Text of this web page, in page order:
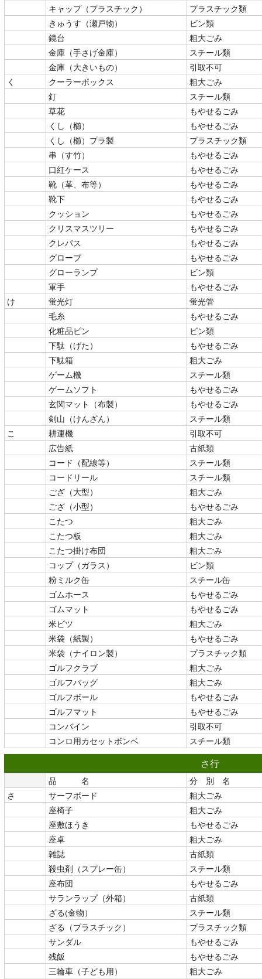
キャップ（プラスチック）
プラスチック類
きゅうす（瀬戸物）
ビン類
鏡台
粗大ごみ
金庫（手さげ金庫）
スチール類
金庫（大きいもの）
引取不可
く
クーラーボックス
粗大ごみ
釘
スチール類
草花
もやせるごみ
くし（櫛）
もやせるごみ
くし（櫛）プラ製
プラスチック類
串（す竹）
もやせるごみ
口紅ケース
もやせるごみ
靴（革、布等）
もやせるごみ
靴下
もやせるごみ
クッション
もやせるごみ
クリスマスツリー
もやせるごみ
クレパス
もやせるごみ
グローブ
もやせるごみ
グローランプ
ビン類
軍手
もやせるごみ
け
蛍光灯
蛍光管
毛糸
もやせるごみ
化粧品ビン
ビン類
下駄（げた）
もやせるごみ
下駄箱
粗大ごみ
ゲーム機
スチール類
ゲームソフト
もやせるごみ
玄関マット（布製）
もやせるごみ
剣山（けんざん）
スチール類
こ
耕運機
引取不可
広告紙
古紙類
コード（配線等）
スチール類
コードリール
スチール類
ござ（大型）
粗大ごみ
ござ（小型）
もやせるごみ
こたつ
粗大ごみ
こたつ板
粗大ごみ
こたつ掛け布団
粗大ごみ
コップ（ガラス）
ビン類
粉ミルク缶
スチール缶
ゴムホース
もやせるごみ
ゴムマット
もやせるごみ
米ビツ
粗大ごみ
米袋（紙製）
もやせるごみ
米袋（ナイロン製）
プラスチック類
ゴルフクラブ
粗大ごみ
ゴルフバッグ
粗大ごみ
ゴルフボール
もやせるごみ
ゴルフマット
もやせるごみ
コンバイン
引取不可
コンロ用カセットボンベ
スチール類
さ行
品 名
分 別 名
さ
サーフボード
粗大ごみ
座椅子
粗大ごみ
座敷ほうき
もやせるごみ
座卓
粗大ごみ
雑誌
古紙類
殺虫剤（スプレー缶）
スチール類
座布団
もやせるごみ
サランラップ（外箱）
古紙類
ざる(金物）
スチール類
ざる（プラスチック）
プラスチック類
サンダル
もやせるごみ
残飯
もやせるごみ
三輪車（子ども用）
粗大ごみ